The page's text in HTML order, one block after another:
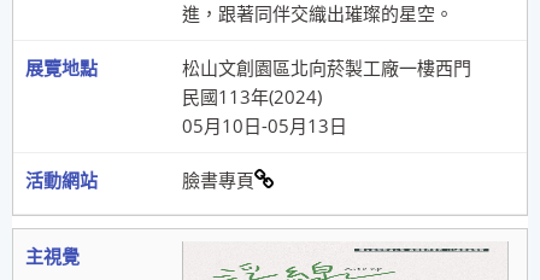
進，跟著同伴交織出璀璨的星空。
松山文創園區北向菸製工廠一樓西門
民國113年(2024)
05月10日-05月13日
臉書專頁